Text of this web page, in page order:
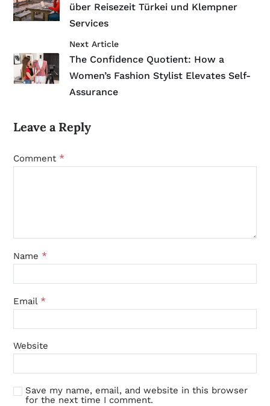
über Reisezeit Türkei und Klempner
Services
Next Article
The Confidence Quotient: How a
Women’s Fashion Stylist Elevates Self-
Assurance
Leave a Reply
Comment *
Name *
Email *
Website
Save my name, email, and website in this browser
for the next time I comment.